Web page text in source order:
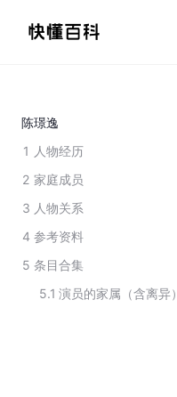
陈璟逸
1 人物经历
2 家庭成员
3 人物关系
4 参考资料
5 条目合集
5.1 演员的家属（含离异）